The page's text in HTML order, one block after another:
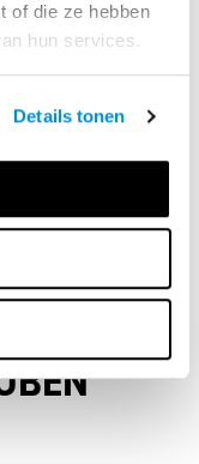
of die ze hebben
hun services.
Details tonen